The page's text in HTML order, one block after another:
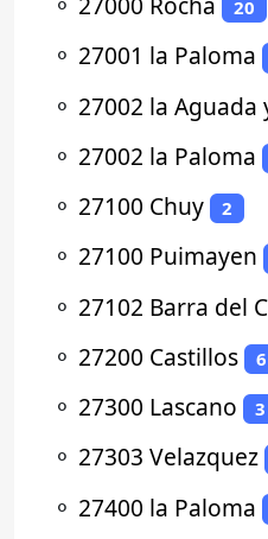
20
⚬ 27001 la Paloma
⚬ 27002 la Aguada
⚬ 27002 la Paloma
⚬ 27100 Chuy 2
⚬ 27100 Puimayen
⚬ 27102 Barra del
⚬ 27200 Castillos 6
⚬ 27300 Lascano 3
⚬ 27303 Velazquez
⚬ 27400 la Paloma